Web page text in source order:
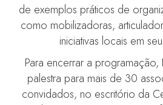
de exemplos práticos de
como mobilizadoras,
iniciativas locais em
Para encerrar a programação,
palestra para mais de 30
convidados, no escritório da